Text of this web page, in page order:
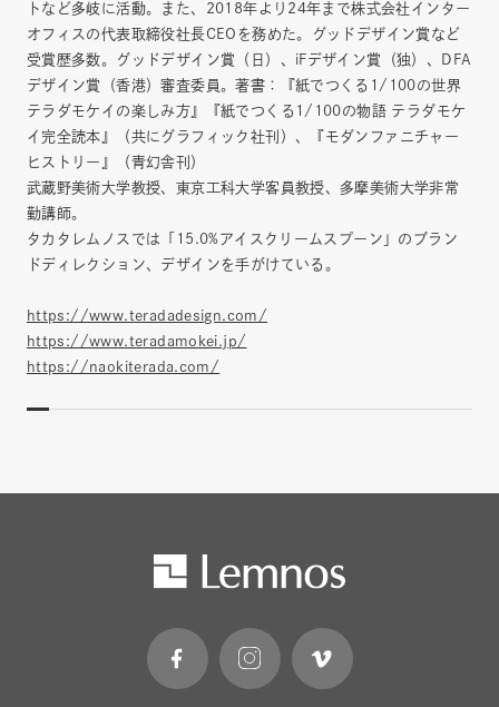
トなど多岐に活動。また、2018年より24年まで株式会社インター
オフィスの代表取締役社長CEOを務めた。グッドデザイン賞など
受賞歴多数。グッドデザイン賞（日）、iFデザイン賞（独）、DFA
デザイン賞（香港）審査委員。著書：『紙でつくる1/100の世界
テラダモケイの楽しみ方』『紙でつくる1/100の物語 テラダモケ
イ完全読本』（共にグラフィック社刊）、『モダンファニチャー
ヒストリー』（青幻舎刊）
武蔵野美術大学教授、東京工科大学客員教授、多摩美術大学非常
勤講師。
タカタレムノスでは「15.0%アイスクリームスプーン」のブラン
ドディレクション、デザインを手がけている。
https://www.teradadesign.com/
https://www.teradamokei.jp/
https://naokiterada.com/